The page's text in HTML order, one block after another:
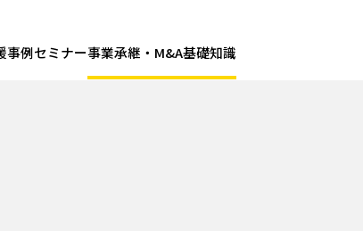
事例セミナー事業承継・M&A基礎知識